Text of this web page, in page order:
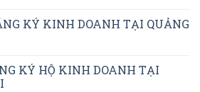
KÝ KINH DOANH TẠI QUẢNG
KÝ HỘ KINH DOANH TẠI